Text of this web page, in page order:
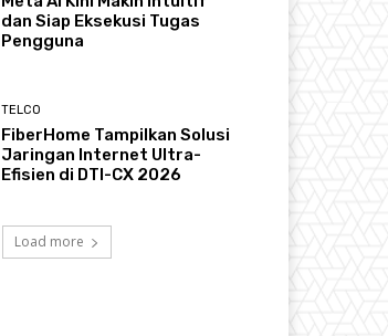
dan Siap Eksekusi Tugas
Pengguna
TELCO
FiberHome Tampilkan Solusi
Jaringan Internet Ultra-
Efisien di DTI-CX 2026
Load more